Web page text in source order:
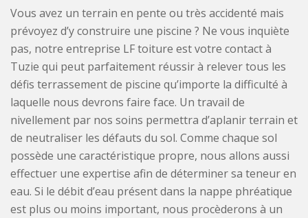
Vous avez un terrain en pente ou très accidenté mais
prévoyez d’y construire une piscine ? Ne vous inquiète
pas, notre entreprise LF toiture est votre contact à
Tuzie qui peut parfaitement réussir à relever tous les
défis terrassement de piscine qu’importe la difficulté à
laquelle nous devrons faire face. Un travail de
nivellement par nos soins permettra d’aplanir terrain et
de neutraliser les défauts du sol. Comme chaque sol
possède une caractéristique propre, nous allons aussi
effectuer une expertise afin de déterminer sa teneur en
eau. Si le débit d’eau présent dans la nappe phréatique
est plus ou moins important, nous procèderons à un